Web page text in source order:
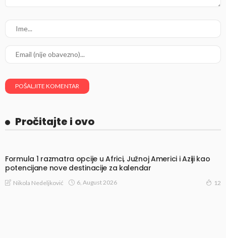
Pročitajte i ovo
Formula 1 razmatra opcije u Africi, Južnoj Americi i Aziji kao
potencijane nove destinacije za kalendar
Nikola Nedeljković 6, August 2026 12